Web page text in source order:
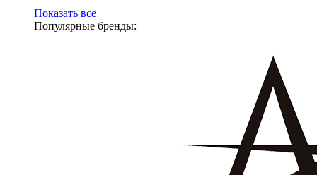
Показать все
Популярные бренды: